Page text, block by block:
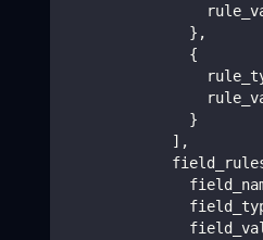
              },
              {
              }
            ],